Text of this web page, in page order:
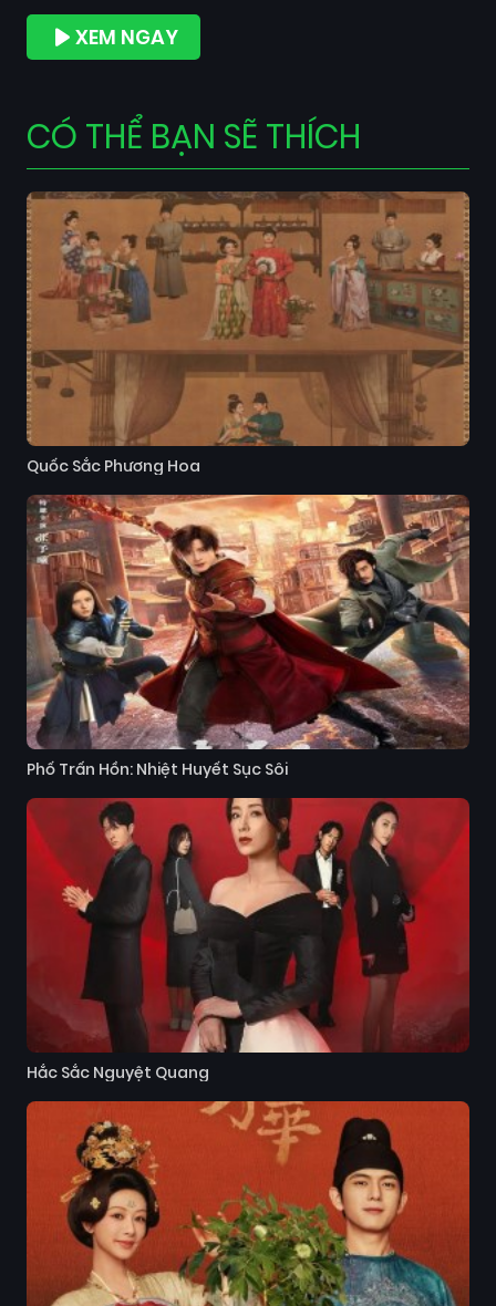
XEM NGAY
CÓ THỂ BẠN SẼ THÍCH
Quốc Sắc Phương Hoa
Phố Trấn Hồn: Nhiệt Huyết Sục Sôi
Hắc Sắc Nguyệt Quang